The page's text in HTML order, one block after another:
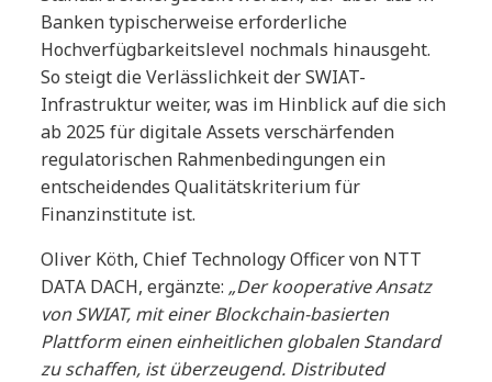
Banken typischerweise erforderliche
Hochverfügbarkeitslevel nochmals hinausgeht.
So steigt die Verlässlichkeit der SWIAT-
Infrastruktur weiter, was im Hinblick auf die sich
ab 2025 für digitale Assets verschärfenden
regulatorischen Rahmenbedingungen ein
entscheidendes Qualitätskriterium für
Finanzinstitute ist.
Oliver Köth, Chief Technology Officer von NTT
DATA DACH, ergänzte: „Der kooperative Ansatz
von SWIAT, mit einer Blockchain-basierten
Plattform einen einheitlichen globalen Standard
zu schaffen, ist überzeugend. Distributed